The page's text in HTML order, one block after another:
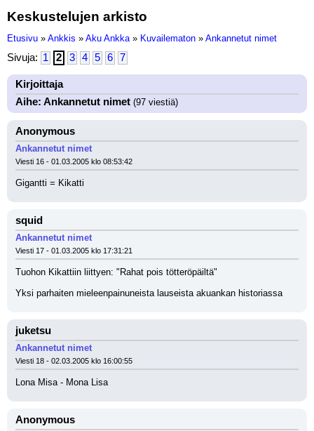
Keskustelujen arkisto
Etusivu » Ankkis » Aku Ankka » Kuvailematon » Ankannetut nimet
Sivuja: 1 2 3 4 5 6 7
Kirjoittaja
Aihe: Ankannetut nimet (97 viestiä)
Anonymous
Ankannetut nimet
Viesti 16 - 01.03.2005 klo 08:53:42
Gigantti = Kikatti
squid
Ankannetut nimet
Viesti 17 - 01.03.2005 klo 17:31:21
Tuohon Kikattiin liittyen: "Rahat pois tötteröpäiltä"
Yksi parhaiten mieleenpainuneista lauseista akuankan historiassa
juketsu
Ankannetut nimet
Viesti 18 - 02.03.2005 klo 16:00:55
Lona Misa - Mona Lisa
Anonymous